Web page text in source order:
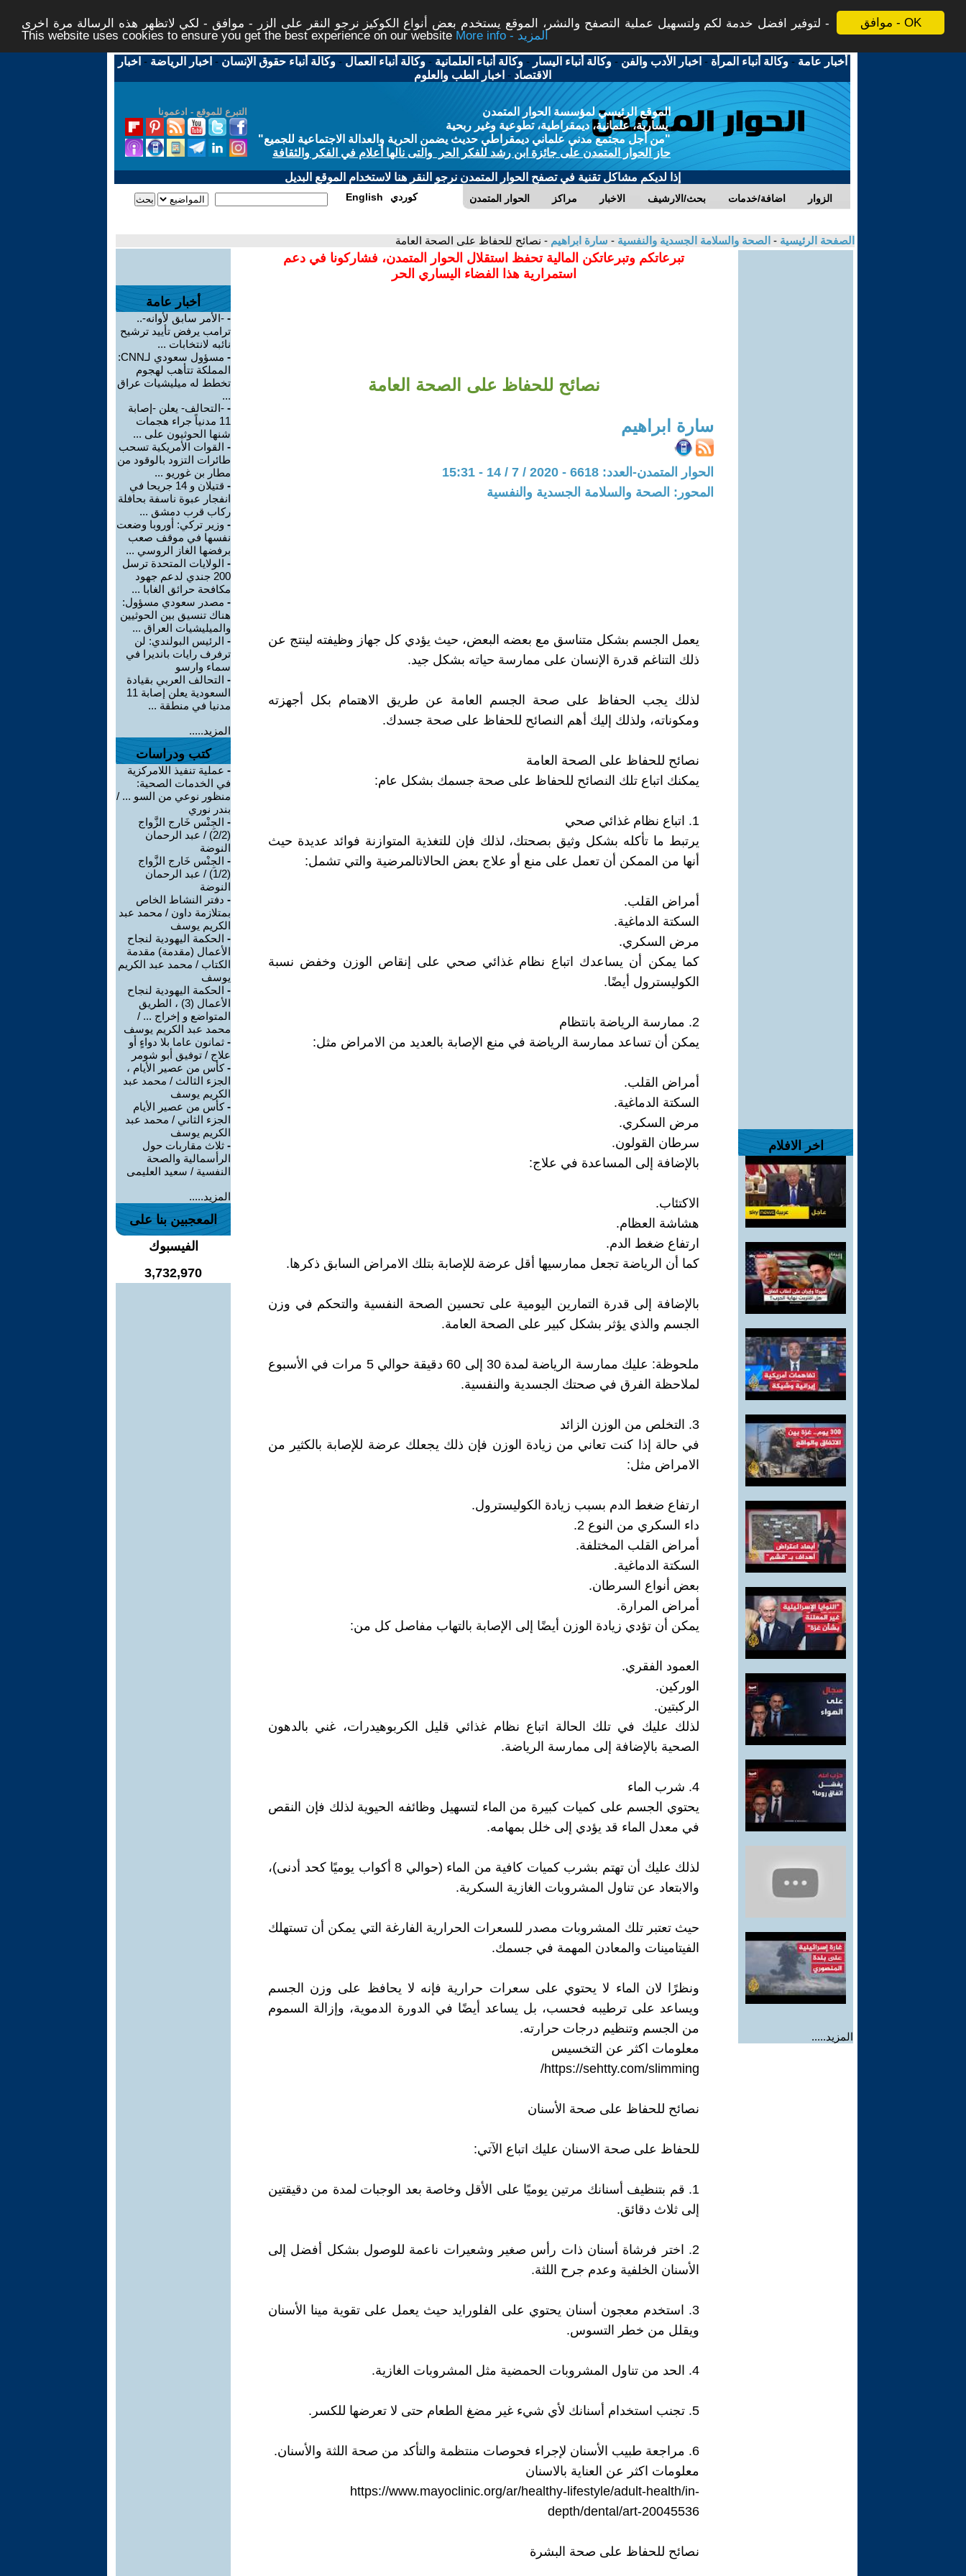
موافق - OK
لتوفير افضل خدمة لكم ولتسهيل عملية التصفح والنشر، الموقع يستخدم بعض أنواع الكوكيز نرجو النقر على الزر - موافق - لكي لاتظهر هذه الرسالة مرة اخرى -
This website uses cookies to ensure you get the best experience on our website
More info - المزيد
أخبار عامة -وكالة أنباء المرأة - اخبار الأدب والفن -وكالة أنباء اليسار -وكالة أنباء العلمانية -وكالة أنباء العمال -وكالة أنباء حقوق الإنسان - اخبار الرياضة - اخبار
الاقتصاد - اخبار الطب والعلوم
التبرع للموقع - ادعمونا
الموقع الرئيسي لمؤسسة الحوار المتمدن
يسارية، علمانية، ديمقراطية، تطوعية وغير ربحية
"من أجل مجتمع مدني علماني ديمقراطي حديث يضمن الحرية والعدالة الاجتماعية للجميع"
حاز الحوار المتمدن على جائزة ابن رشد للفكر الحر والتى نالها أعلام في الفكر والثقافة
إذا لديكم مشاكل تقنية في تصفح الحوار المتمدن نرجو النقر هنا لاستخدام الموقع البديل
الحوار المتمدن مراكز الاخبار بحث/الارشيف اضافة/خدمات الزوار English كوردي
الصفحة الرئيسية - الصحة والسلامة الجسدية والنفسية - سارة ابراهيم - نصائح للحفاظ على الصحة العامة
اخر الافلام
المزيد.....
تبرعاتكم وتبرعاتكن المالية تحفظ استقلال الحوار المتمدن، فشاركونا في دعم
استمرارية هذا الفضاء اليساري الحر
نصائح للحفاظ على الصحة العامة
سارة ابراهيم
الحوار المتمدن-العدد: 6618 - 2020 / 7 / 14 - 15:31
المحور: الصحة والسلامة الجسدية والنفسية
يعمل الجسم بشكل متناسق مع بعضه البعض، حيث يؤدي كل جهاز وظيفته لينتج عن
ذلك التناغم قدرة الإنسان على ممارسة حياته بشكل جيد.
لذلك يجب الحفاظ على صحة الجسم العامة عن طريق الاهتمام بكل أجهزته
ومكوناته، ولذلك إليك أهم النصائح للحفاظ على صحة جسدك.
نصائح للحفاظ على الصحة العامة
يمكنك اتباع تلك النصائح للحفاظ على صحة جسمك بشكل عام:
1. اتباع نظام غذائي صحي
يرتبط ما تأكله بشكل وثيق بصحتك، لذلك فإن للتغذية المتوازنة فوائد عديدة حيث
أنها من الممكن أن تعمل على منع أو علاج بعض الحالاتالمرضية والتي تشمل:
أمراض القلب.
السكتة الدماغية.
مرض السكري.
كما يمكن أن يساعدك اتباع نظام غذائي صحي على إنقاص الوزن وخفض نسبة
الكوليسترول أيضًا.
2. ممارسة الرياضة بانتظام
يمكن أن تساعد ممارسة الرياضة في منع الإصابة بالعديد من الامراض مثل:
أمراض القلب.
السكتة الدماغية.
مرض السكري.
سرطان القولون.
بالإضافة إلى المساعدة في علاج:
الاكتئاب.
هشاشة العظام.
ارتفاع ضغط الدم.
كما أن الرياضة تجعل ممارسيها أقل عرضة للإصابة بتلك الامراض السابق ذكرها.
بالإضافة إلى قدرة التمارين اليومية على تحسين الصحة النفسية والتحكم في وزن
الجسم والذي يؤثر بشكل كبير على الصحة العامة.
ملحوظة: عليك ممارسة الرياضة لمدة 30 إلى 60 دقيقة حوالي 5 مرات في الأسبوع
لملاحظة الفرق في صحتك الجسدية والنفسية.
3. التخلص من الوزن الزائد
في حالة إذا كنت تعاني من زيادة الوزن فإن ذلك يجعلك عرضة للإصابة بالكثير من
الامراض مثل:
ارتفاع ضغط الدم بسبب زيادة الكوليسترول.
داء السكري من النوع 2.
أمراض القلب المختلفة.
السكتة الدماغية.
بعض أنواع السرطان.
أمراض المرارة.
يمكن أن تؤدي زيادة الوزن أيضًا إلى الإصابة بالتهاب مفاصل كل من:
العمود الفقري.
الوركين.
الركبتين.
لذلك عليك في تلك الحالة اتباع نظام غذائي قليل الكربوهيدرات، غني بالدهون
الصحية بالإضافة إلى ممارسة الرياضة.
4. شرب الماء
يحتوي الجسم على كميات كبيرة من الماء لتسهيل وظائفه الحيوية لذلك فإن النقص
في معدل الماء قد يؤدي إلى خلل بمهامه.
لذلك عليك أن تهتم بشرب كميات كافية من الماء (حوالي 8 أكواب يوميًا كحد أدنى)،
والابتعاد عن تناول المشروبات الغازية السكرية.
حيث تعتبر تلك المشروبات مصدر للسعرات الحرارية الفارغة التي يمكن أن تستهلك
الفيتامينات والمعادن المهمة في جسمك.
ونظرًا لان الماء لا يحتوي على سعرات حرارية فإنه لا يحافظ على وزن الجسم
ويساعد على ترطيبه فحسب، بل يساعد أيضًا في الدورة الدموية، وإزالة السموم
من الجسم وتنظيم درجات حرارته.
معلومات اكثر عن التخسيس
https://sehtty.com/slimming
/
نصائح للحفاظ على صحة الأسنان
للحفاظ على صحة الاسنان عليك اتباع الآتي:
1. قم بتنظيف أسنانك مرتين يوميًا على الأقل وخاصة بعد الوجبات لمدة من دقيقتين
إلى ثلاث دقائق.
2. اختر فرشاة أسنان ذات رأس صغير وشعيرات ناعمة للوصول بشكل أفضل إلى
الأسنان الخلفية وعدم جرح اللثة.
3. استخدم معجون أسنان يحتوي على الفلورايد حيث يعمل على تقوية مينا الأسنان
ويقلل من خطر التسوس.
4. الحد من تناول المشروبات الحمضية مثل المشروبات الغازية.
5. تجنب استخدام أسنانك لأي شيء غير مضغ الطعام حتى لا تعرضها للكسر.
6. مراجعة طبيب الأسنان لإجراء فحوصات منتظمة والتأكد من صحة اللثة والأسنان.
معلومات اكثر عن العناية بالاسنان
https://www.mayoclinic.org/ar/healthy-lifestyle/adult-health/in-
depth/dental/art-20045536
نصائح للحفاظ على صحة البشرة
أخبار عامة
- -الأمر سابق لأوانه-..
ترامب يرفض تأييد ترشيح
نائبه لانتخابات ...
-
مسؤول سعودي لـCNN:
المملكة تتأهب لهجوم
تخطط له ميليشيات عراق
...
- -التحالف- يعلن -إصابة
11 مدنياً جراء هجمات
شنها الحوثيون على ...
- القوات الأمريكية تسحب
طائرات التزود بالوقود من
مطار بن غوريو ...
-
قتيلان و 14 جريحا في
انفجار عبوة ناسفة بحافلة
ركاب قرب دمشق ...
- وزير تركي: أوروبا وضعت
نفسها في موقف صعب
برفضها الغاز الروسي ...
- الولايات المتحدة ترسل
200 جندي لدعم جهود
مكافحة حرائق الغابا ...
- مصدر سعودي مسؤول:
هناك تنسيق بين الحوثيين
والميليشيات العراق ...
- الرئيس البولندي: لن
ترفرف رايات بانديرا في
سماء وارسو
- التحالف العربي بقيادة
السعودية يعلن إصابة 11
مدنيا في منطقة ...
المزيد.....
كتب ودراسات
- عملية تنفيذ اللامركزية
في الخدمات الصحية:
منظور نوعي من السو ... /
بندر نوري
- الجِنْس خَارج الزَّواج
(2/2) / عبد الرحمان
النوضة
- الجِنْس خَارج الزَّواج
(1/2) / عبد الرحمان
النوضة
- دفتر النشاط الخاص
بمتلازمة داون / محمد عبد
الكريم يوسف
- الحكمة اليهودية لنجاح
الأعمال (مقدمة) مقدمة
الكتاب / محمد عبد الكريم
يوسف
- الحكمة اليهودية لنجاح
الأعمال (3) ، الطريق
المتواضع و إخراج ... /
محمد عبد الكريم يوسف
- ثمانون عاما بلا دواءٍ أو
علاج / توفيق أبو شومر
-كأس من عصير الأيام ،
الجزء الثالث / محمد عبد
الكريم يوسف
-كأس من عصير الأيام
الجزء الثاني / محمد عبد
الكريم يوسف
- ثلاث مقاربات حول
الرأسمالية والصحة
النفسية / سعيد العليمى
المزيد.....
المعجبين بنا على
الفيسبوك
3,732,970